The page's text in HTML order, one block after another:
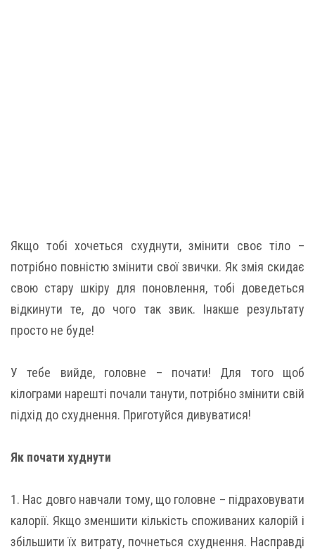
Якщо тобі хочеться схуднути, змінити своє тіло –
потрібно повністю змінити свої звички. Як змія скидає
свою стару шкіру для поновлення, тобі доведеться
відкинути те, до чого так звик. Інакше результату
просто не буде!
У тебе вийде, головне – почати! Для того щоб
кілограми нарешті почали танути, потрібно змінити свій
підхід до схуднення. Приготуйся дивуватися!
Як почати худнути
1. Нас довго навчали тому, що головне – підраховувати
калорії. Якщо зменшити кількість споживаних калорій і
збільшити їх витрату, почнеться схуднення. Насправді